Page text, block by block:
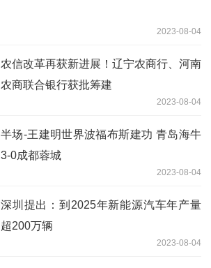
2023-08-04
农信改革再获新进展！辽宁农商行、河南
农商联合银行获批筹建
2023-08-04
半场-王建明世界波福布斯建功 青岛海牛
3-0成都蓉城
2023-08-04
深圳提出：到2025年新能源汽车年产量
超200万辆
2023-08-04